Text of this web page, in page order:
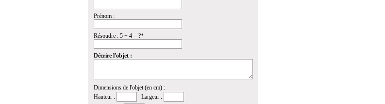
Prénom :
Résoudre : 5 + 4 = ?*
Décrire l'objet :
Dimensions de l'objet (en cm) :
Hauteur :
Largeur :